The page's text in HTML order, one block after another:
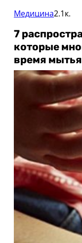
Медицина2.1к.
7
которые
время